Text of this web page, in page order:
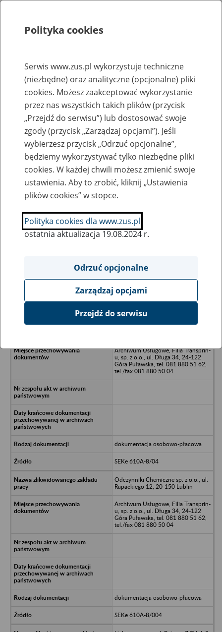
Rejestry, ewidencje i archiwa
Baza zlikwidowanych lub
przekształconych zakładów pracy
Nazwa zakładu pracy:
SZUKAJ
Ukryj wszystkie pozycje bazy
PPHU Afga sp. z o.o., ul. Bulońska
Archiwum Usługowe, Filia Transprin-
u, sp. z o.o., ul. Długa 34, 24-122
Góra Puławska, tel. 081 880 51 62,
tel./fax 081 880 50 04
dokumentacja osobowo-płacowa
SEKe 610A-8/04
Odczynniki Chemiczne sp. z o.o., ul.
Rapackiego 12, 20-150 Lublin
Archiwum Usługowe, Filia Transprin-
u, sp. z o.o., ul. Długa 34, 24-122
Góra Puławska, tel. 081 880 51 62,
tel./fax 081 880 50 04
dokumentacja osobowo-płacowa
SEKe 610A-8/004
Polityka cookies
Serwis www.zus.pl wykorzystuje techniczne
(niezbędne) oraz analityczne (opcjonalne) pliki
cookies. Możesz zaakceptować wykorzystanie
przez nas wszystkich takich plików (przycisk
„Przejdź do serwisu”) lub dostosować swoje
zgody (przycisk „Zarządzaj opcjami”). Jeśli
wybierzesz przycisk „Odrzuć opcjonalne”,
będziemy wykorzystywać tylko niezbędne pliki
cookies. W każdej chwili możesz zmienić swoje
ustawienia. Aby to zrobić, kliknij „Ustawienia
plików cookies” w stopce.
Polityka cookies dla www.zus.pl
ostatnia aktualizacja 19.08.2024 r.
Odrzuć opcjonalne
Zarządzaj opcjami
Przejdź do serwisu